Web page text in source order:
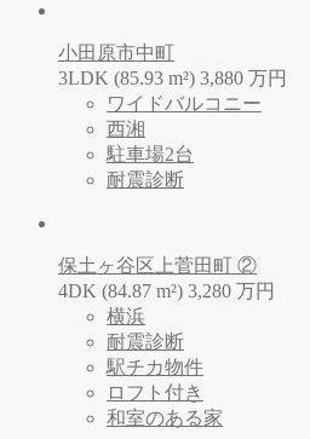
小田原市中町
3LDK (85.93 m²) 3,880 万円
ワイドバルコニー
西湘
駐車場2台
耐震診断
保土ヶ谷区上菅田町 ②
4DK (84.87 m²) 3,280 万円
横浜
耐震診断
駅チカ物件
ロフト付き
和室のある家